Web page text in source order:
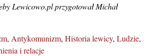
Lewicowo.pl przygotował Michał
Antykomunizm Historia lewicy Ludzie
i relacje